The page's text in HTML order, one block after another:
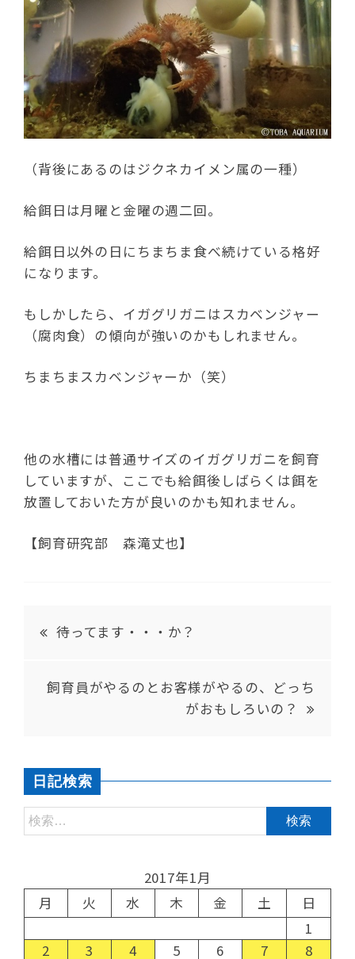
（背後にあるのはジクネカイメン属の一種）
給餌日は月曜と金曜の週二回。
給餌日以外の日にちまちま食べ続けている格好
になります。
もしかしたら、イガグリガニはスカベンジャー
（腐肉食）の傾向が強いのかもしれません。
ちまちまスカベンジャーか（笑）
他の水槽には普通サイズのイガグリガニを飼育
していますが、ここでも給餌後しばらくは餌を
放置しておいた方が良いのかも知れません。
【飼育研究部 森滝丈也】
待ってます・・・か？
飼育員がやるのとお客様がやるの、どっち
がおもしろいの？
日記検索
2017年1月
月
火 水 木 金 土
日
1
2
3 4 5 6 7 8